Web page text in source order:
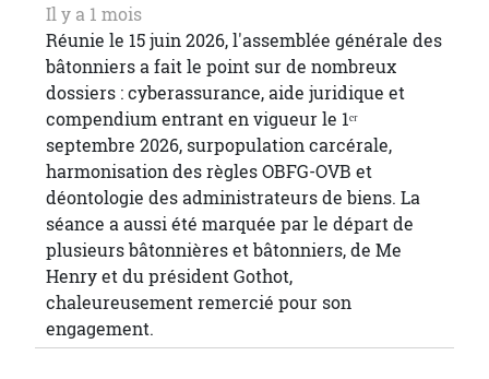
Il y a 1 mois
Réunie le 15 juin 2026, l'assemblée générale des
bâtonniers a fait le point sur de nombreux
dossiers : cyberassurance, aide juridique et
compendium entrant en vigueur le 1ᵉʳ
septembre 2026, surpopulation carcérale,
harmonisation des règles OBFG-OVB et
déontologie des administrateurs de biens. La
séance a aussi été marquée par le départ de
plusieurs bâtonnières et bâtonniers, de Me
Henry et du président Gothot,
chaleureusement remercié pour son
engagement.